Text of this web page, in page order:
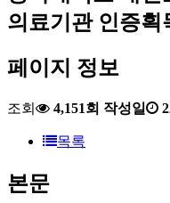
의료기관 인증획
페이지 정보
조회 4,151회 작성일
목록
본문